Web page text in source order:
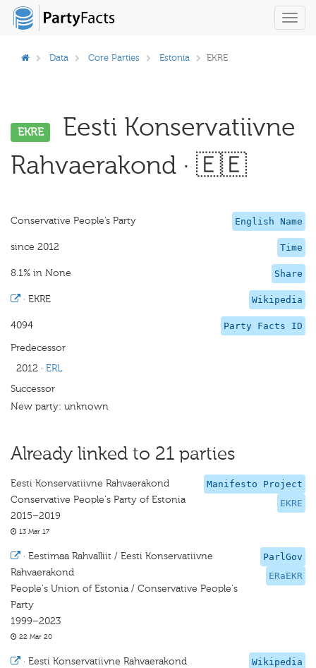
Data Core Parties Estonia EKRE
EKRE
Eesti Konservatiivne
Rahvaerakond · 🇪🇪
English Name
Conservative People’s Party
Time
since 2012
Share
8.1% in None
Wikipedia
· EKRE
Party Facts ID
4094
Predecessor
2012 · ERL
Successor
New party: unknown
Already linked to 21 parties
Manifesto Project
EKRE
Eesti Konservatiivne Rahvaerakond
Conservative People's Party of Estonia
2015–2019
13 Mar 17
ParlGov
ERaEKR
· Eestimaa Rahvalliit / Eesti Konservatiivne
Rahvaerakond
People's Union of Estonia / Conservative People's
Party
1999–2023
22 Mar 20
Wikipedia
· Eesti Konservatiivne Rahvaerakond